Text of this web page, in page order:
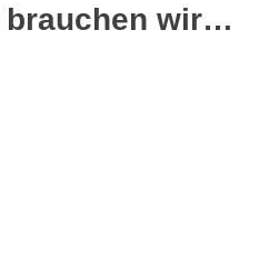
brauchen wir…